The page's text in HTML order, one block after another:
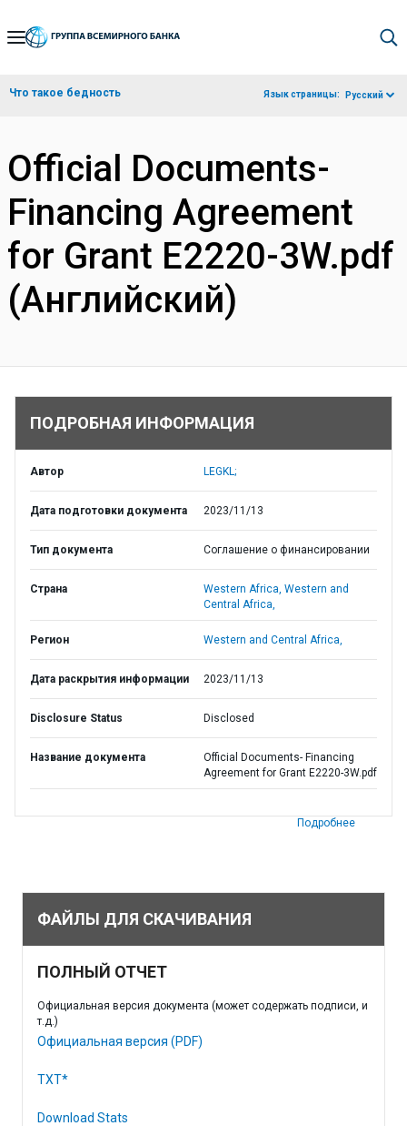
Skip
Navigation
Что такое бедность Язык страницы: Русский
Official Documents-
Financing Agreement
for Grant E2220-3W.pdf
(Английский)
ПОДРОБНАЯ ИНФОРМАЦИЯ
Автор LEGKL;
Дата подготовки документа 2023/11/13
Тип документа Соглашение о финансировании
Страна Western Africa, Western and
Central Africa,
Регион Western and Central Africa,
Дата раскрытия информации 2023/11/13
Disclosure Status Disclosed
Название документа
Official Documents- Financing
Agreement for Grant E2220-3W.pdf
Подробнее
ФАЙЛЫ ДЛЯ СКАЧИВАНИЯ
ПОЛНЫЙ ОТЧЕТ
Официальная версия документа (может содержать подписи, и
т.д.)
Официальная версия (PDF)
TXT*
Download Stats